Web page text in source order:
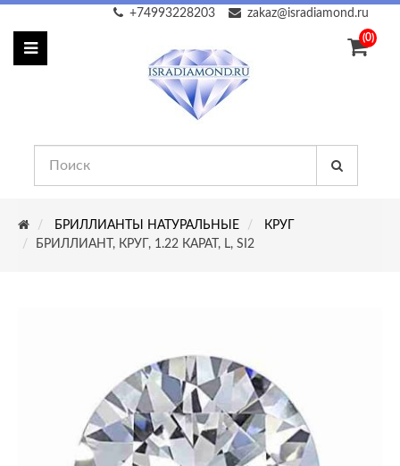
zakaz@isradiamond.ru
+74993228203
(0)
БРИЛЛИАНТЫ НАТУРАЛЬНЫЕ
КРУГ
БРИЛЛИАНТ, КРУГ, 1.22 КАРАТ, L, SI2